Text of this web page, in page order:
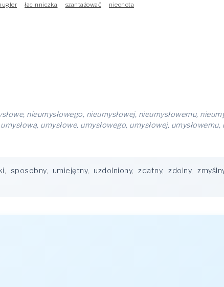
łacinniczka szantażować niecnota
nieumysłowego, nieumysłowej, nieumysłowemu,
umysłowe, umysłowego, umysłowej, umysłowemu,
, sposobny, umiejętny, uzdolniony, zdatny, zdolny,